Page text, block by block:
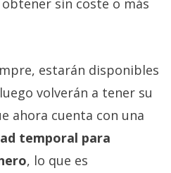
estarán disponibles
volverán a tener su
ahora cuenta con una
temporal para
, lo que es